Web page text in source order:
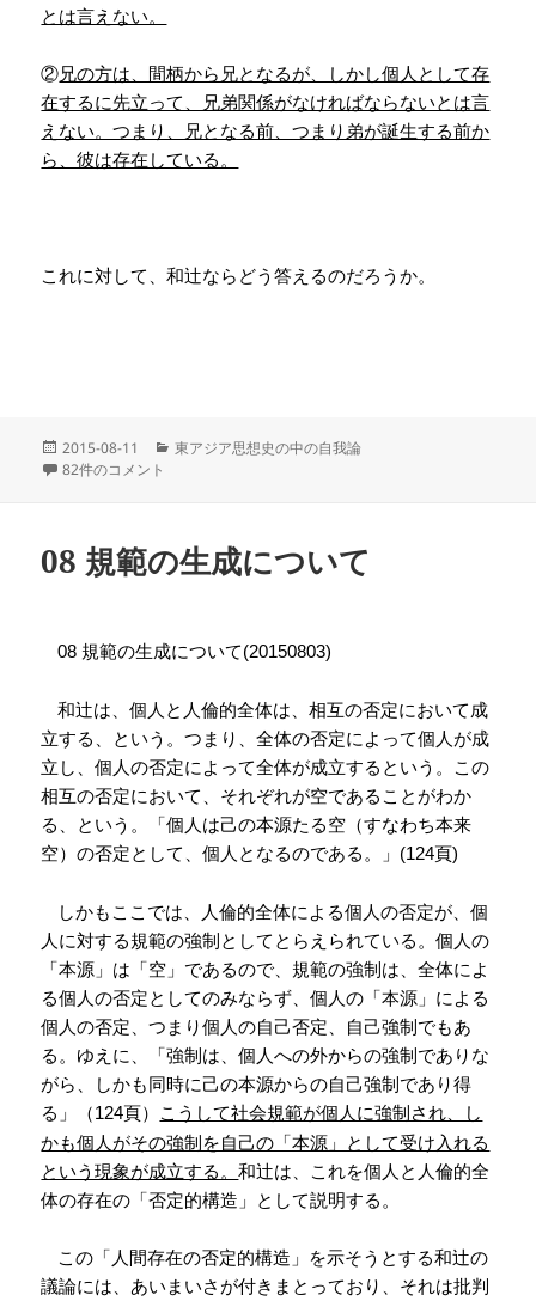
とは言えない。
②兄の方は、間柄から兄となるが、しかし個人として存
在するに先立って、兄弟関係がなければならないとは言
えない。つまり、兄となる前、つまり弟が誕生する前か
ら、彼は存在している。
これに対して、和辻ならどう答えるのだろうか。
投
稿
2015-08-11
カ
東アジア思想史の中の自我論
09 和辻への反論 への
82件のコメント
08 規範の生成について
08 規範の生成について(20150803)
和辻は、個人と人倫的全体は、相互の否定において成
立する、という。つまり、全体の否定によって個人が成
立し、個人の否定によって全体が成立するという。この
相互の否定において、それぞれが空であることがわか
る、という。「個人は己の本源たる空（すなわち本来
空）の否定として、個人となるのである。」 (124頁)
しかもここでは、人倫的全体による個人の否定が、個
人に対する規範の強制としてとらえられている。個人の
「本源」は「空」であるので、規範の強制は、全体によ
る個人の否定としてのみならず、個人の「本源」による
個人の否定、つまり個人の自己否定、自己強制でもあ
る。ゆえに、「強制は、個人への外からの強制でありな
がら、しかも同時に己の本源からの自己強制であり得
る」（124頁） こうして社会規範が個人に強制され、し
かも個人がその強制を自己の「本源」として受け入れる
という現象が成立する。和辻は、これを個人と人倫的全
体の存在の「否定的構造」として説明する。
この「人間存在の否定的構造」を示そうとする和辻の
議論には、あいまいさが付きまとっており、それは批判